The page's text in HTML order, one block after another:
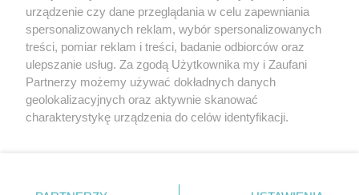
tzn. bez właściwej zgody, jest zabronione pod groźbą kary i może być
ścigane prawnie.
urządzenie czy dane przeglądania w celu zapewniania
spersonalizowanych reklam, wybór spersonalizowanych
treści, pomiar reklam i treści, badanie odbiorców oraz
ulepszanie usług. Za zgodą Użytkownika my i Zaufani
Partnerzy możemy używać dokładnych danych
geolokalizacyjnych oraz aktywnie skanować
charakterystykę urządzenia do celów identyfikacji.
zmienić/wycofać klikając przycisk ustawień prywatności